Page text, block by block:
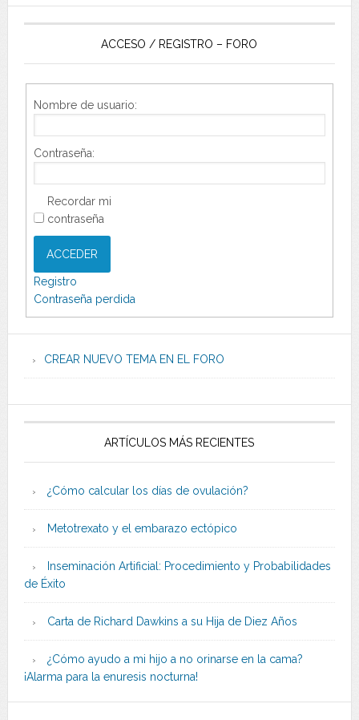
ACCESO / REGISTRO – FORO
Nombre de usuario:
Contraseña:
Recordar mi
contraseña
ACCEDER
Registro
Contraseña perdida
CREAR NUEVO TEMA EN EL FORO
ARTÍCULOS MÁS RECIENTES
¿Cómo calcular los días de ovulación?
Metotrexato y el embarazo ectópico
Inseminación Artificial: Procedimiento y Probabilidades
de Éxito
Carta de Richard Dawkins a su Hija de Diez Años
¿Cómo ayudo a mi hijo a no orinarse en la cama?
¡Alarma para la enuresis nocturna!